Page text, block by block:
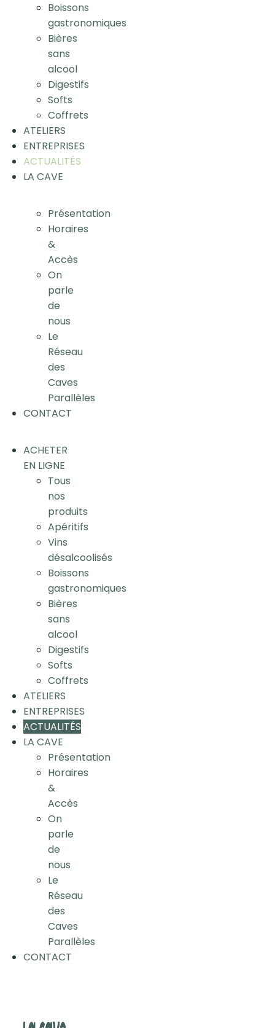
Boissons
gastronomiques
Bières
sans
alcool
Digestifs
Softs
Coffrets
ATELIERS
ENTREPRISES
ACTUALITÉS
LA CAVE
Présentation
Horaires
&
Accès
On
parle
de
nous
Le
Réseau
des
Caves
Parallèles
CONTACT
ACHETER
EN LIGNE
Tous
nos
produits
Apéritifs
Vins
désalcoolisés
Boissons
gastronomiques
Bières
sans
alcool
Digestifs
Softs
Coffrets
ATELIERS
ENTREPRISES
ACTUALITÉS
LA CAVE
Présentation
Horaires
&
Accès
On
parle
de
nous
Le
Réseau
des
Caves
Parallèles
CONTACT